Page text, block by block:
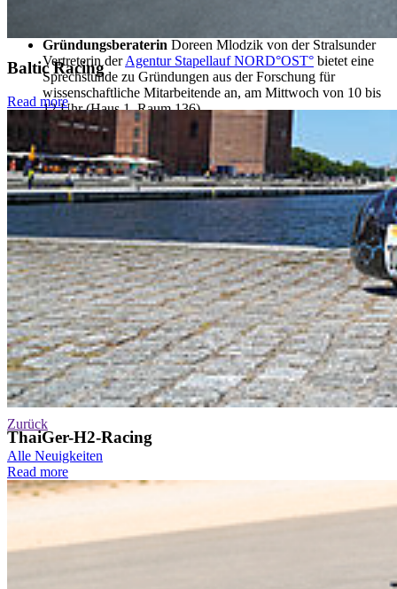
Baltic Racing
Read more
ThaiGer-H2-Racing
Read more
Gründungsberaterin Doreen Mlodzik von der Stralsunder
Vertreterin derAgentur Stapellauf NORD°OST° bietet eine
Sprechstunde zu Gründungen aus der Forschung für
wissenschaftliche Mitarbeitende an, am Mittwoch von 10 bis
12 Uhr (Haus 1, Raum 136).
DasIRESund das
bieten je ein Kolloquium an,
nacheinander von Montag 12 Uhr bis etwa 17 Uhr. Dabei
geht es um Themen wie das BiogeniV-Projekt oder auch die
Modellierung neuronaler Prozesse im Geruchssystem der
Fruchtfliege. Die Palette ist groß. Die einzelnenVortragstitel
finden Sie hier.
In den Rahmen der Forschungs- und Transfertage fallen auch
dieVerleihung der Deutschlandstipendien und des
DAAD-Preisesam Mittwoch, 20. November 2024 (18:00
Uhr; Haus 4, Hörsaal 6. Es besteht die Möglichkeit, mit den
fördernden Unternehmen in Kontakt zu kommen. Mehr dazu
hier.
Bei derVerleihung des Zukunftspreises der Hansestadt
Stralsundund der Hochschule am 21. November 2024 ab 16
Uhr werden Preise für Innovationen in den Kategorien
Zivilgesellschaft, Wirtschaft und Wissenschaft vergeben.
Mehr dazuhier.
Zurück
Alle Neuigkeiten
Hochschule Stralsund